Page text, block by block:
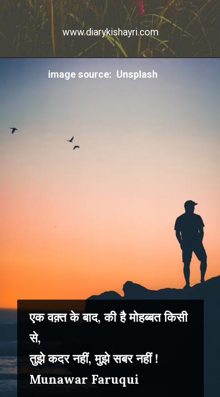
www.diarykishayri.com
एक वक़्त के बाद, की है मोहब्बत किसी
से,
तुझे कदर नहीं, मुझे सबर नहीं !
Munawar Faruqui
image source: Unsplash